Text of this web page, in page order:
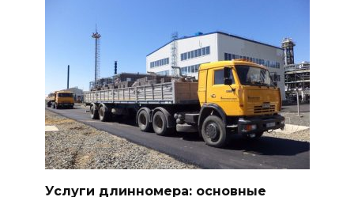
Услуги длинномера: основные